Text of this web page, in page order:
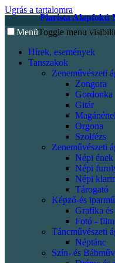
Ugrás a tartalomra
Piarista Alapfokú
MenüToggle menu
Hírek, események
Tanszakok
Zeneművészeti
Zongora
Gordonka
Gitár
Orgona
Szolfézs
Zeneművészeti
Népi ének
Népi
Népi
Tárogató
Képző-és
Grafika és
Fotó - film
Táncművészeti
Néptánc
Szín- és